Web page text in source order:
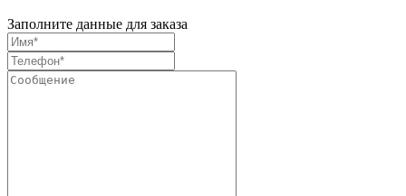
Заполните данные для заказа